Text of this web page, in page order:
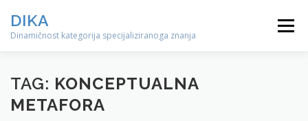
sadržaj
DIKA
Dinamičnost kategorija specijaliziranoga znanja
Izbornik
TAG: KONCEPTUALNA
METAFORA